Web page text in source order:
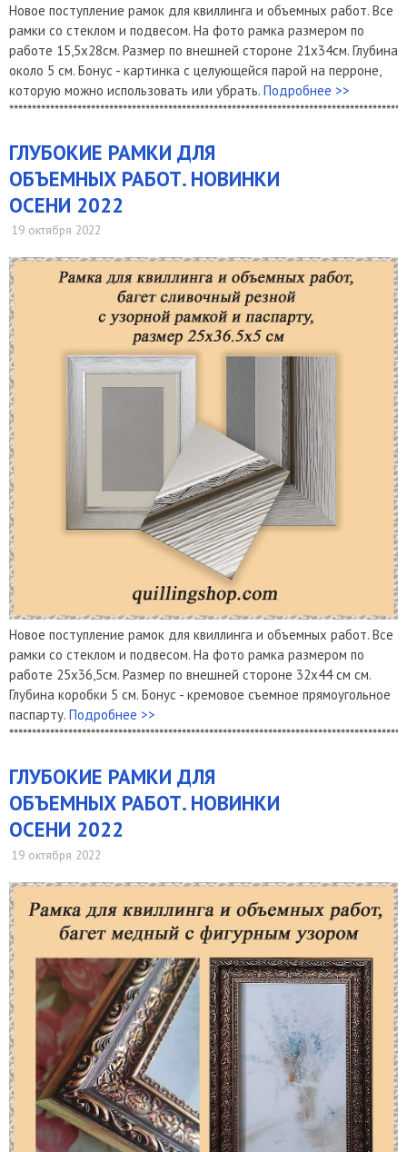
Новое поступление рамок для квиллинга и объемных работ. Все
рамки со стеклом и подвесом. На фото рамка размером по
работе 15,5х28см. Размер по внешней стороне 21х34см. Глубина
около 5 см. Бонус - картинка с целующейся парой на перроне,
которую можно использовать или убрать. Подробнее >>
​ГЛУБОКИЕ РАМКИ ДЛЯ
ОБЪЕМНЫХ РАБОТ. НОВИНКИ
ОСЕНИ 2022
19 октября 2022
Новое поступление рамок для квиллинга и объемных работ. Все
рамки со стеклом и подвесом. На фото рамка размером по
работе 25х36,5см. Размер по внешней стороне 32х44 см см.
Глубина коробки 5 см. Бонус - кремовое съемное прямоугольное
паспарту. Подробнее >>
​ГЛУБОКИЕ РАМКИ ДЛЯ
ОБЪЕМНЫХ РАБОТ. НОВИНКИ
ОСЕНИ 2022
19 октября 2022